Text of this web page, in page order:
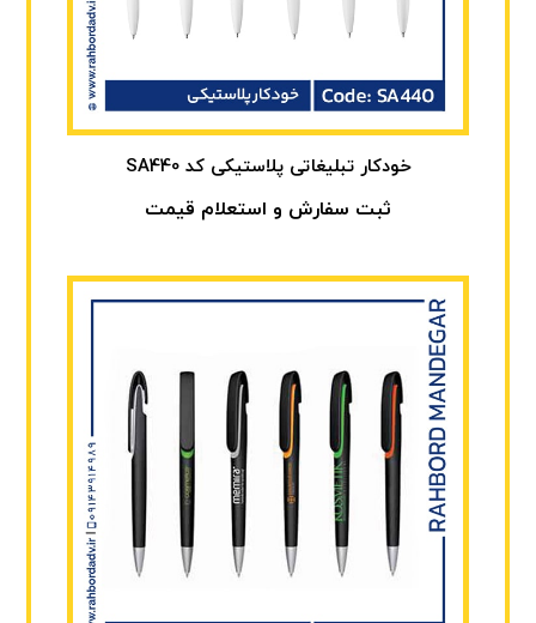
خودکار تبلیغاتی پلاستیکی کد SA440
ثبت سفارش و استعلام قیمت